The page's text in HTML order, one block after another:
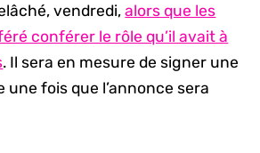
vendredi,alors que les
conférer le rôle qu’il avait à
. Il sera en mesure de signer une
fois que l’annonce sera